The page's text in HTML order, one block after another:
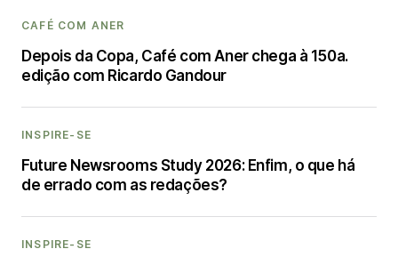
CAFÉ COM ANER
Depois da Copa, Café com Aner chega à 150a.
edição com Ricardo Gandour
INSPIRE-SE
Future Newsrooms Study 2026: Enfim, o que há
de errado com as redações?
INSPIRE-SE